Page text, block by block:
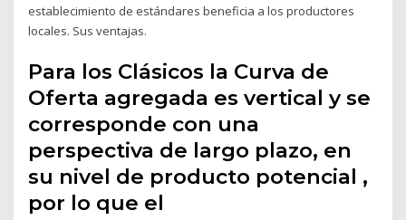
establecimiento de estándares beneficia a los productores
locales. Sus ventajas.
Para los Clásicos la Curva de
Oferta agregada es vertical y se
corresponde con una
perspectiva de largo plazo, en
su nivel de producto potencial ,
por lo que el